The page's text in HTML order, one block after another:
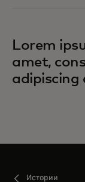
Lorem
amet,
adipiscing
Истории